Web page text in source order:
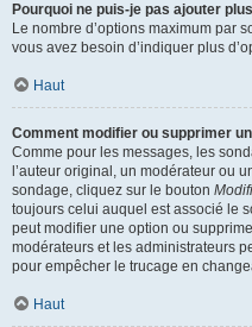
Pourquoi ne puis-je pas ajouter
Le nombre d’options maximum par
vous avez besoin d’indiquer plus
Haut
Comment modifier ou supprimer
Comme pour les messages, les
l’auteur original, un modérateur ou
sondage, cliquez sur le bouton
toujours celui auquel est associé le
peut modifier une option ou
modérateurs et les administrateurs
pour empêcher le trucage en
Haut